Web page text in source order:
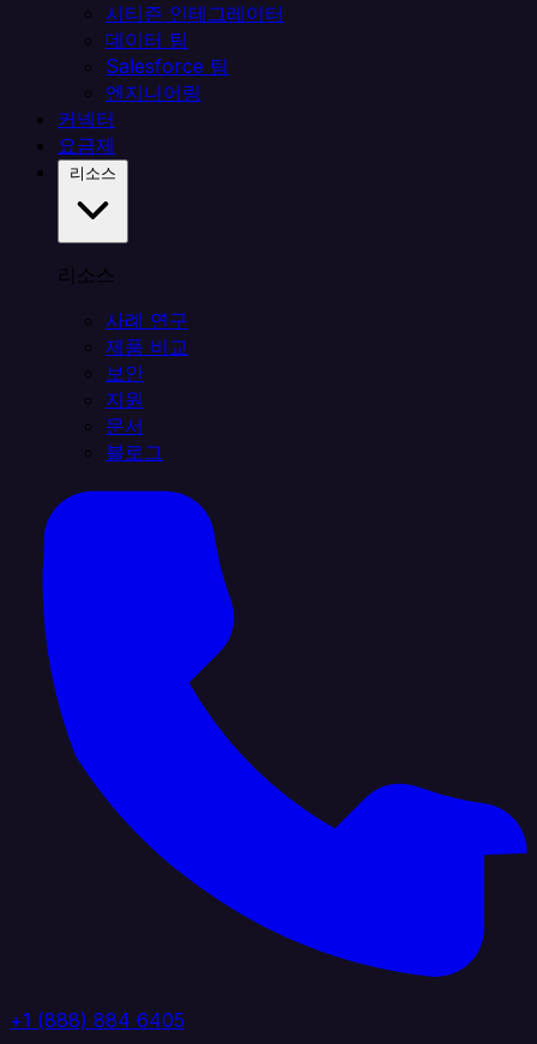
시티즌 인테그레이터
데이터 팀
Salesforce 팀
엔지니어링
커넥터
요금제
리소스
사례 연구
제품 비교
보안
지원
문서
블로그
+1 (888) 884 6405